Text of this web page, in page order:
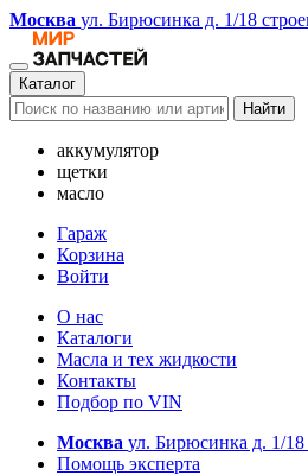
Москва ул. Бирюсинка д. 1/18
Каталог
Найти
аккумулятор
щетки
масло
Гараж
Корзина
Войти
О нас
Каталоги
Масла и тех жидкости
Контакты
Подбор по VIN
Москва ул. Бирюсинка д. 1/18
Помощь эксперта